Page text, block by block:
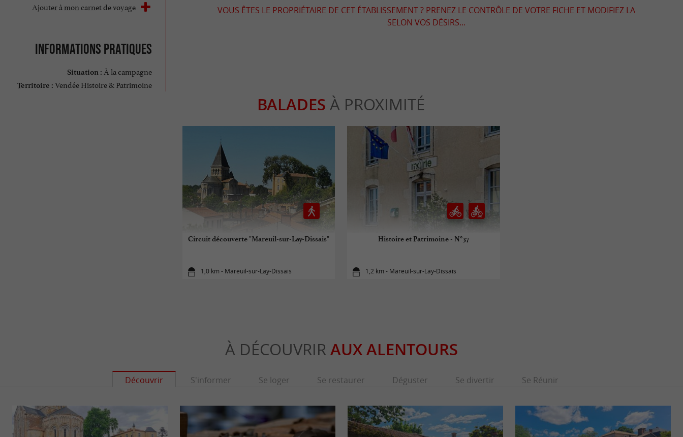
Ajouter à mon carnet de voyage
Informations pratiques
Situation : À la campagne
Territoire : Vendée Histoire & Patrimoine
VOUS ÊTES LE PROPRIÉTAIRE DE CET ÉTABLISSEMENT ? PRENEZ LE CONTRÔLE DE VOTRE FICHE ET MODIFIEZ LA
SELON VOS DÉSIRS...
BALADES À PROXIMITÉ
Circuit découverte "Mareuil-sur-Lay-Dissais"
1,0 km - Mareuil-sur-Lay-Dissais
Histoire et Patrimoine - N°37
1,2 km - Mareuil-sur-Lay-Dissais
À DÉCOUVRIR AUX ALENTOURS
Découvrir S'informer Se loger Se restaurer Déguster Se divertir Se Réunir